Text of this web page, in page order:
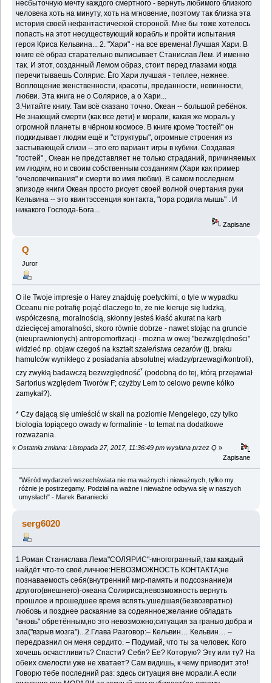
несбыточную мечту каждого смертного - вернуть любимого близкого
человека хоть на минуту, хоть на мгновение, поэтому так близка эта
история своей нефантастической стороной. Мне бы тоже хотелось
попасть на этот несуществующий корабль и пройти испытания
героя Криса Кельвина... 2. "Хари" - на все времена! Лучшая Хари. В
книге её образ старательно выписывает Станислав Лем. И именно
так. И этот, созданный Лемом образ, стоит перед глазами когда
перечитываешь Солярис. Ёго Хари лучшая - теплее, нежнее.
Воплощение женственности, красоты, преданности, невинности,
любви. Эта книга не о Солярисе, а о Хари...
3.Читайте книгу. Там всё сказано точно. Океан -- большой ребёнок.
Не знающий смерти (как все дети) и морали, какая же мораль у
огромной планеты в чёрном космосе. В книге кроме "гостей" он
подкидывает людям ещё и "структуры", огромные строения из
застывающей слизи -- это его вариант игры в кубики. Создавая
"гостей" , Океан не представляет не только страданий, причиняемых
им людям, но и своим собственным созданиям (Хари как пример
"очеловечивания" и смерти во имя любви). В самом последнем
эпизоде книги Океан просто рисует своей волной очертания руки
Кельвина -- это квинтэссенция контакта, "гора родила мышь" . И
никакого Господа-Бога...
Zapisane
Q
Juror
O ile Twoje impresje o Harey znajduję poetyckimi, o tyle w wypadku
Oceanu nie potrafię pojąć dlaczego to, że nie kieruje się ludzką,
współczesną, moralnością, skłonny jesteś kłaść akurat na karb
dziecięcej amoralności, skoro równie dobrze - nawet stojąc na gruncie
(nieuprawnionych) antropomorfizacji - można w owej "bezwzględności"
widzieć np. objaw czegoś na kształtszaleństwa cezarów(tj. braku
hamulców wynikłego z posiadania absolutnej władzy/przewagi/kontroli),
czy zwykłą badawczą bezwzględność* (podobną do tej, którą przejawiał
Sartorius względem Tworów F; czyżby Lem to celowo pewne kółko
zamykał?).
* Czy dającą się umieścić w skali na poziomie Mengelego, czy tylko
biologia topiącego owady w formalinie - to temat na dodatkowe
rozważania.
« Ostatnia zmiana: Listopada 27, 2017, 11:36:49 pm wysłana przez Q »
Zapisane
"Wśród wydarzeń wszechświata nie ma ważnych i nieważnych, tylko my
różnie je postrzegamy. Podział na ważne i nieważne odbywa się w naszych
umysłach" - Marek Baraniecki
serg6020
1.Роман Станислава Лема"СОЛЯРИС"-многогранный,там каждый
найдёт что-то своё,личное:НЕВОЗМОЖНОСТЬ КОНТАКТА;не
познаваемость себя(внутренний мир-память и подсознание)и
другого(внешнего)-океана Соляриса;невозможность вернуть
прошлое и прошедшее время вспять;ушедшая(безвозвратно)
любовь и позднее раскаяние за содеянное;желание обладать
"вновь" обретённым,но это невозможно;ситуация за гранью добра и
зла("взрыв мозга")...2.Глава Разговор:– Кельвин… Кельвин… –
передразнил он меня сердито. – Подумай, что ты за человек. Кого
хочешь осчастливить? Спасти? Себя? Ее? Которую? Эту или ту? На
обеих смелости уже не хватает? Сам видишь, к чему приводит это!
Говорю тебе последний раз: здесь ситуация вне морали.А если